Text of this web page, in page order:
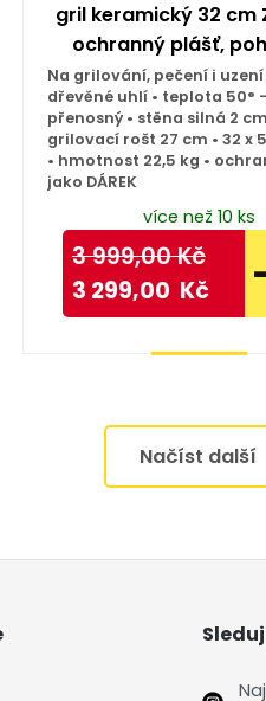
gril keramický 32 cm
ochranný plášť,
Na grilování, pečení i uzení
dřevěné uhlí • teplota 50° -
přenosný • stěna silná 2
grilovací rošt 27 cm • 32 x
• hmotnost 22,5 kg •
jako DÁREK
více než 10 ks
3 999,00Kč
3 299,00 Kč
Načíst další